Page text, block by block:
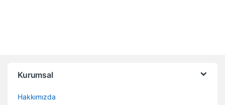
Kurumsal
Hakkımızda